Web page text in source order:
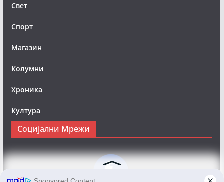
Свет
Спорт
Магазин
Колумни
Хроника
Култура
Социјални Мрежи